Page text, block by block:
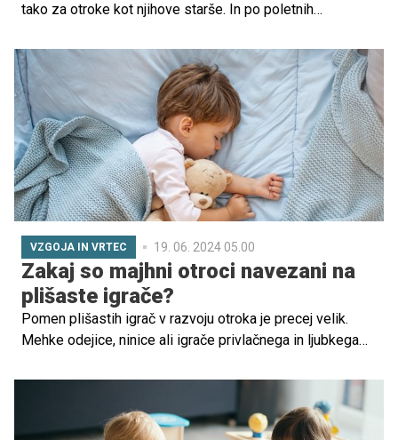
tako za otroke kot njihove starše. In po poletnih
pri katerih nam zagotovo pride prav kakšen nasvet ali
morebiti celo strokovna pomoč. Ob tej priložnosti smo se
zato obrnili na psihosocialno svetovalko, ki svetuje vsem
tistim, ki so se znašli v takšni ali drugačni stiski.
VZGOJA IN VRTEC 19. 06. 2024 05.00
Zakaj so majhni otroci navezani na
plišaste igrače?
Pomen plišastih igrač v razvoju otroka je precej velik.
Mehke odejice, ninice ali igrače privlačnega in ljubkega
prijatelj in zasedajo prav posebno mesto v njegovem